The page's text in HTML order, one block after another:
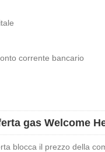
corrente bancario
gas Welcome
blocca il prezzo della